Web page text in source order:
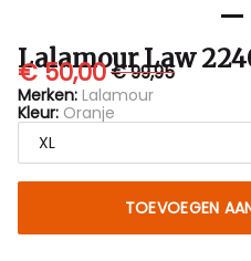
Lalamour Law
€ 50,00€ 99,95
Merken: Lalamour
Kleur: Oranje
TOEVOEGEN